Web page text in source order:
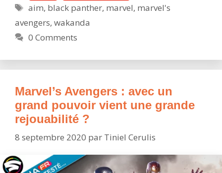
les
nouveautés
à
et
Black
Panther,
pour
le
Wakanda
!
Étiquettes
aim, black panther, marvel, marvel's
avengers, wakanda
0 Comments
Marvel’s Avengers : avec un
grand pouvoir vient une grande
rejouabilité ?
8 septembre 2020 par Tiniel Cerulis